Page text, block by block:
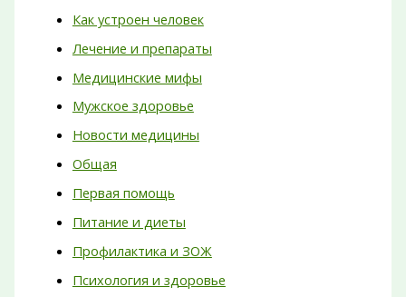
Как устроен человек
Лечение и препараты
Медицинские мифы
Мужское здоровье
Новости медицины
Общая
Первая помощь
Питание и диеты
Профилактика и ЗОЖ
Психология и здоровье